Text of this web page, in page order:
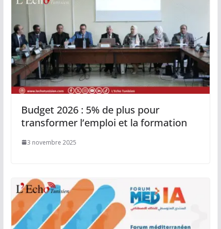
Budget 2026 : 5% de plus pour
transformer l’emploi et la formation
3 novembre 2025